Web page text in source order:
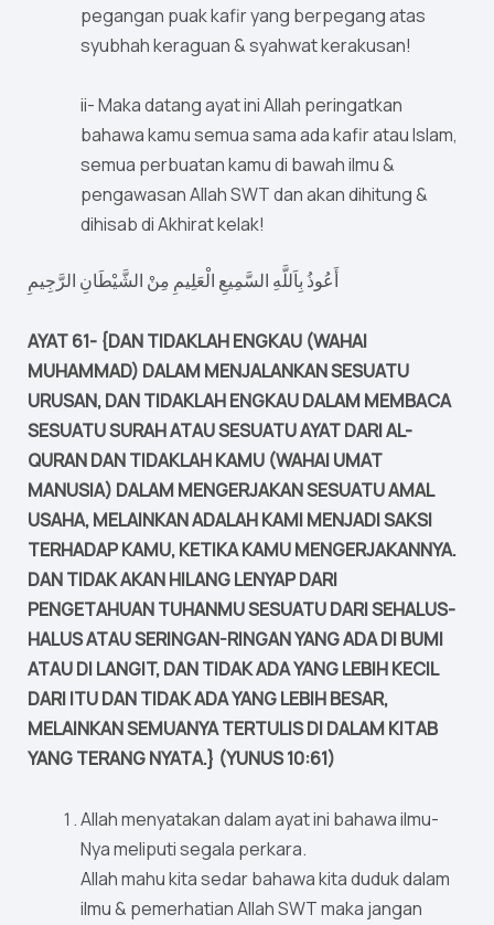
pegangan puak kafir yang berpegang atas
syubhah keraguan & syahwat kerakusan!
ii- Maka datang ayat ini Allah peringatkan
bahawa kamu semua sama ada kafir atau Islam,
semua perbuatan kamu di bawah ilmu &
pengawasan Allah SWT dan akan dihitung &
dihisab di Akhirat kelak!
AYAT 61- {DAN TIDAKLAH ENGKAU (WAHAI
MUHAMMAD) DALAM MENJALANKAN SESUATU
URUSAN, DAN TIDAKLAH ENGKAU DALAM MEMBACA
SESUATU SURAH ATAU SESUATU AYAT DARI AL-
QURAN DAN TIDAKLAH KAMU (WAHAI UMAT
MANUSIA) DALAM MENGERJAKAN SESUATU AMAL
USAHA, MELAINKAN ADALAH KAMI MENJADI SAKSI
TERHADAP KAMU, KETIKA KAMU MENGERJAKANNYA.
DAN TIDAK AKAN HILANG LENYAP DARI
PENGETAHUAN TUHANMU SESUATU DARI SEHALUS-
HALUS ATAU SERINGAN-RINGAN YANG ADA DI BUMI
ATAU DI LANGIT, DAN TIDAK ADA YANG LEBIH KECIL
DARI ITU DAN TIDAK ADA YANG LEBIH BESAR,
MELAINKAN SEMUANYA TERTULIS DI DALAM KITAB
YANG TERANG NYATA.} (YUNUS 10:61)
Allah menyatakan dalam ayat ini bahawa ilmu-
Nya meliputi segala perkara.
Allah mahu kita sedar bahawa kita duduk dalam
ilmu & pemerhatian Allah SWT maka jangan